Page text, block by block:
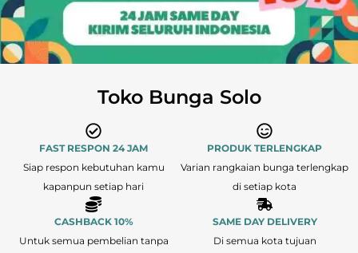
Toko Bunga Solo
FAST RESPON 24 JAM
Siap respon kebutuhan kamu
kapanpun setiap hari
PRODUK TERLENGKAP
Varian rangkaian bunga terlengkap
di setiap kota
CASHBACK 10%
Untuk semua pembelian tanpa
SAME DAY DELIVERY
Di semua kota tujuan